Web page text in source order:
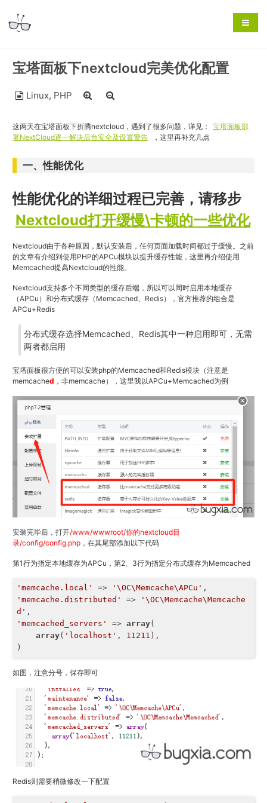
宝塔面板下nextcloud完美优化配置
Linux, PHP
这两天在宝塔面板下折腾nextcloud，遇到了很多问题，详见：
宝塔面板部
署NextCloud逐一解决后台安全及设置警告
，这里再补充几点
一、性能优化
性能优化的详细过程已完善，请移步
Nextcloud打开缓慢\卡顿的一些优化
Nextcloud由于各种原因，默认安装后，任何页面加载时间都过于缓慢。之前
的文章有介绍到使用PHP的APCu模块以提升缓存性能，这里再介绍使用
Memcached提高Nextcloud的性能。
Nextcloud支持多个不同类型的缓存后端，所以可以同时启用本地缓存
（APCu）和分布式缓存（Memcached、Redis），官方推荐的组合是
APCu+Redis
分布式缓存选择Memcached、Redis其中一种启用即可，无需
两者都启用
宝塔面板很方便的可以安装php的Memcached和Redis模块（注意是
memcached ，非memcache），这里我以APCu+Memcached为例
安装完毕后，打开/www/wwwroot/你的nextcloud目
录/config/config.php ，在其尾部添加以下代码
第1行为指定本地缓存为APCu，第2、3行为指定分布式缓存为Memcached
'memcache.local' => '\OC\Memcache\APCu'
'memcache.distributed'
=>
'\OC\Memcache\Memcache
d'
'memcached_servers'
=> array(
array( 'localhost' , 11211 ),
)
如图，注意分号，保存即可
Redis则需要稍微修改一下配置